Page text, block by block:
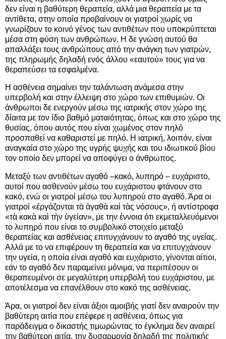
δεν είναι η βαθύτερη θεραπεία, αλλά μια θεραπεία με τα
αντίθετα, στην οποία προβαίνουν οι γιατροί χωρίς να
γνωρίζουν το κοινό γένος των αντιθέτων που υποκρύπτεται
μέσα στη φύση των ανθρώπων. Η δε γνώση αυτού θα
απαλλάξει τους ανθρώπους από την ανάγκη των γιατρών,
της πληρωμής δηλαδή ενός άλλου «εαυτού» τους για να
θεραπεύσει τα εσφαλμένα.
Η ασθένεια σημαίνει την ταλάντωση ανάμεσα στην
υπερβολή και στην έλλειψη στο χώρο των επιθυμιών. Οι
άνθρωποι δε ενεργούν μέσω της ιατρικής στον χώρο της
δίαιτα με τον ίδιο βαθμό ματαιότητας, όπως και στο χώρο της
θυσίας, όπου αυτός που είναι χωμένος στον πηλό
προσπαθεί να καθαριστεί με πηλό. Η ιατρική, λοιπόν, είναι
αναγκαία στο χώρο της υγρής ψυχής και του ιδιωτικού βίου
τον οποίο δεν μπορεί να αποφύγει ο άνθρωπος.
Μεταξύ των αντιθέτων αγαθό –κακό, λυπηρό – ευχάριστο,
αυτοί που ασθενούν μέσω του ευχάριστου φτάνουν στο
κακό, ενώ οι γιατροί μέσω του λυπηρού στο αγαθό. Άρα οι
γιατροί «ἐργάζονται τὰ ἀγαθὰ καὶ τὰς νόσους», ή αντίστροφα
«τὰ κακὰ καὶ τὴν ὑγείαν», με την έννοια ότι εκμεταλλευόμενοι
το λυπηρό που είναι το συμβολικό στοιχείο μεταξύ
θεραπείας και ασθένειας επιτυγχάνουν το αγαθό της υγείας.
Αλλά με το να επιφέρουν τη θεραπεία και να επιτυγχάνουν
την υγεία, η οποία είναι αγαθό και ευχάριστο, γίνονται αίτιοι,
εάν το αγαθό δεν παραμείνει μόνιμα, να περιπέσουν οι
θεραπευμένοι σε μεγαλύτερη υπερβολή του ευχάριστου, με
αποτέλεσμα να επανέλθουν στο κακό της ασθένειας.
Άρα, οι γιατροί δεν είναι άξιοι αμοιβής γιατί δεν αναιρούν την
βαθύτερη αιτία που επέφερε η ασθένεια, όπως για
παράδειγμα ο δικαστής τιμωρώντας το έγκλημα δεν αναιρεί
την βαθύτερη αιτία, την δυσαρμονία δηλαδή της πολιτικής